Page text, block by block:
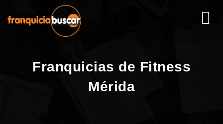
Franquicias de Fitness
Mérida